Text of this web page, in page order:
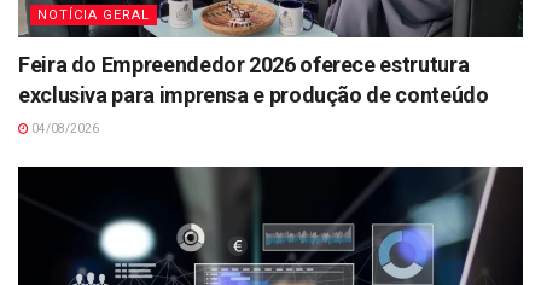
NOTÍCIA GERAL
Feira do Empreendedor 2026 oferece estrutura
exclusiva para imprensa e produção de conteúdo
04/08/2026